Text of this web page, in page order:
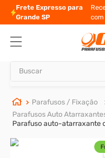
Frete Expresso para
Grande SP
com
Parafusos / Fixação
Parafusos Auto
Parafuso auto-atarraxante
TERMOS MAIS BUSCADOS
1º
parafuso allen